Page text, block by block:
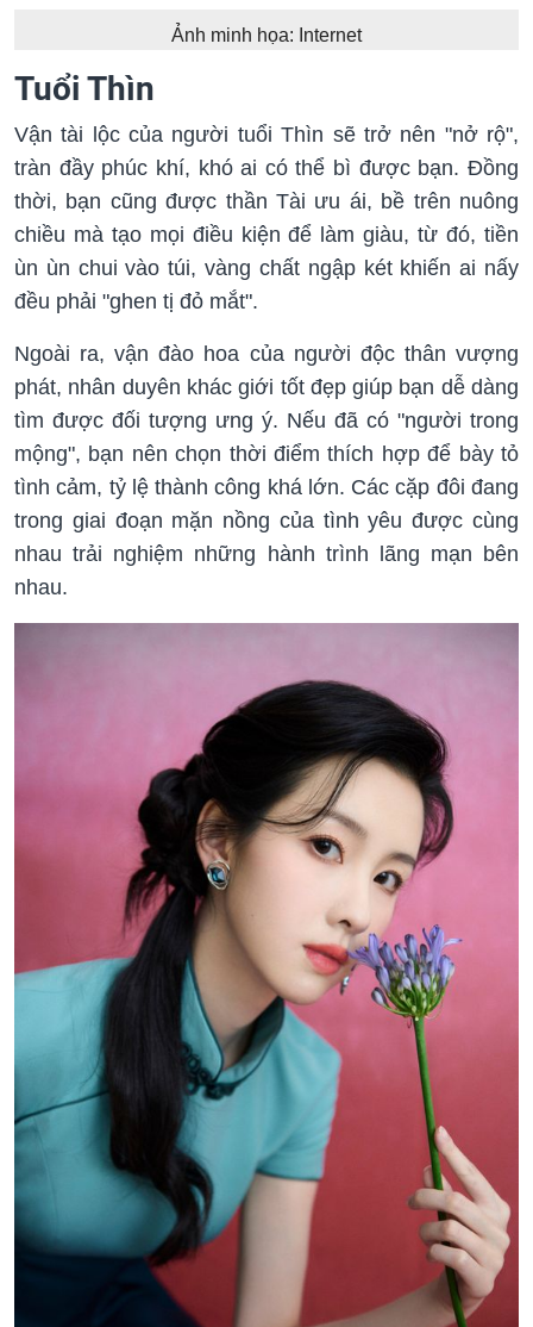
Ảnh minh họa: Internet
Tuổi Thìn
Vận tài lộc của người tuổi Thìn sẽ trở nên "nở rộ",
tràn đầy phúc khí, khó ai có thể bì được bạn. Đồng
thời, bạn cũng được thần Tài ưu ái, bề trên nuông
chiều mà tạo mọi điều kiện để làm giàu, từ đó, tiền
ùn ùn chui vào túi, vàng chất ngập két khiến ai nấy
đều phải "ghen tị đỏ mắt".
Ngoài ra, vận đào hoa của người độc thân vượng
phát, nhân duyên khác giới tốt đẹp giúp bạn dễ dàng
tìm được đối tượng ưng ý. Nếu đã có "người trong
mộng", bạn nên chọn thời điểm thích hợp để bày tỏ
tình cảm, tỷ lệ thành công khá lớn. Các cặp đôi đang
trong giai đoạn mặn nồng của tình yêu được cùng
nhau trải nghiệm những hành trình lãng mạn bên
nhau.